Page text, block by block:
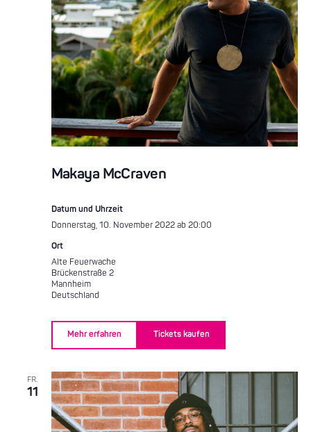
Makaya McCraven
Datum und Uhrzeit
Donnerstag, 10. November 2022 ab 20:00
Ort
Alte Feuerwache
Brückenstraße 2
Mannheim
Deutschland
Mehr erfahren Tickets kaufen
FR.
11